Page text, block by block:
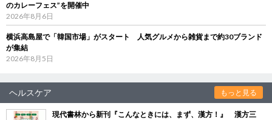
のカレーフェス”を開催中
2026年8月6日
横浜高島屋で「韓国市場」がスタート 人気グルメから雑貨まで約30ブランド
が集結
2026年8月5日
ヘルスケア もっと見る
現代書林から新刊『こんなときには、まず、漢方！』 漢方三